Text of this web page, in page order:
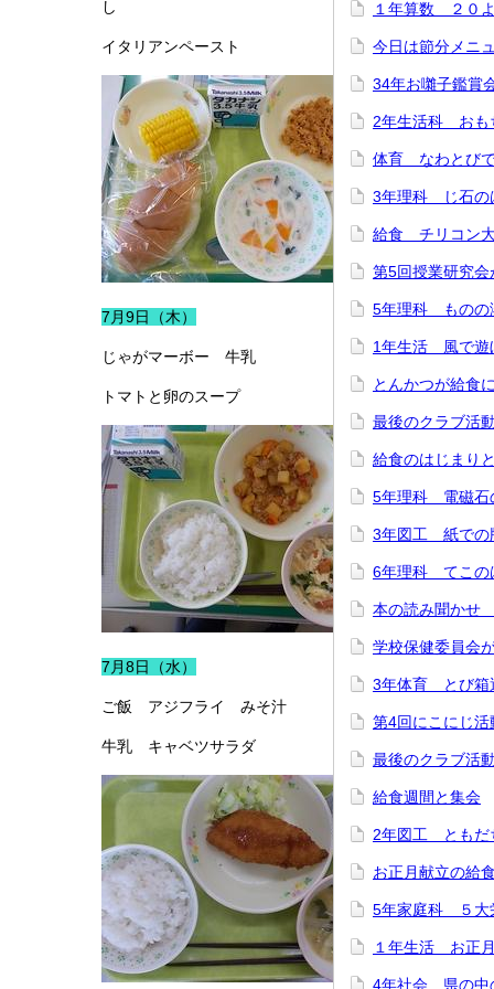
し
イタリアンペースト
7月9日（木）
じゃがマーボー 牛乳
トマトと卵のスープ
7月8日（水）
ご飯 アジフライ みそ汁
牛乳 キャベツサラダ
１年算数 ２０
今日は節分メニ
34年お囃子鑑賞
2年生活科 おも
体育 なわとび
3年理科 じ石の
給食 チリコン
第5回授業研究
5年理科 ものの
1年生活 風で遊
とんかつが給食
最後のクラブ活
給食のはじまり
5年理科 電磁石
3年図工 紙での
6年理科 てこの
本の読み聞かせ
学校保健委員会
3年体育 とび箱
第4回にこにじ活
最後のクラブ活
給食週間と集会
2年図工 ともだ
お正月献立の給
5年家庭科 ５大
１年生活 お正
4年社会 県の中